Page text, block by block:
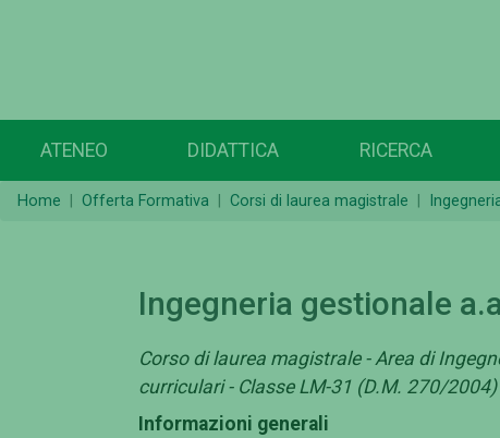
ATENEO DIDATTICA RICERCA
Home Offerta Formativa Corsi di laurea magistrale
Ingegneria gestionale
Corso di laurea magistrale - Area di
curriculari - Classe LM-31 (D.M. 270/2004)
Informazioni generali